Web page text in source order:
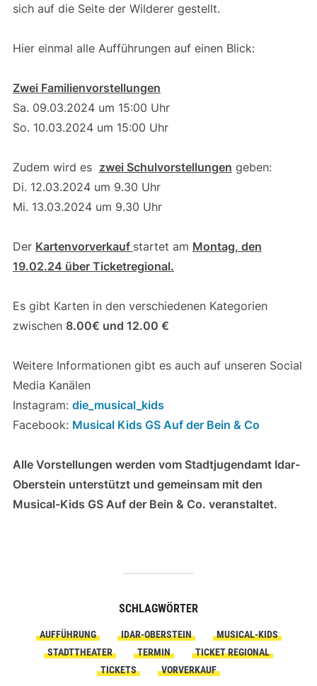
sich auf die Seite der Wilderer gestellt.
Hier einmal alle Aufführungen auf einen Blick:
Zwei Familienvorstellungen
Sa. 09.03.2024 um 15:00 Uhr
So. 10.03.2024 um 15:00 Uhr
Zudem wird es zwei Schulvorstellungen geben:
Di. 12.03.2024 um 9.30 Uhr
Mi. 13.03.2024 um 9.30 Uhr
Der Kartenvorverkauf startet am Montag, den
19.02.24 über Ticketregional.
Es gibt Karten in den verschiedenen Kategorien
zwischen 8.00€ und 12.00 €
Weitere Informationen gibt es auch auf unseren Social
Media Kanälen
Instagram: die_musical_kids
Facebook: Musical Kids GS Auf der Bein & Co
Alle Vorstellungen werden vom Stadtjugendamt Idar-
Oberstein unterstützt und gemeinsam mit den
Musical-Kids GS Auf der Bein & Co. veranstaltet.
SCHLAGWÖRTER
AUFFÜHRUNG IDAR-OBERSTEIN
MUSICAL-KIDS
STADTTHEATER
TERMIN
TICKET REGIONAL
TICKETS
VORVERKAUF